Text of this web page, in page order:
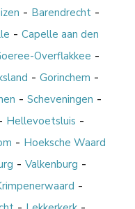
- Barendrecht-
- Capelle aan den
Overflakkee -
-Gorinchem -
- Scheveningen -
Hellevoetsluis -
- Hoeksche Waard
- Valkenburg -
-